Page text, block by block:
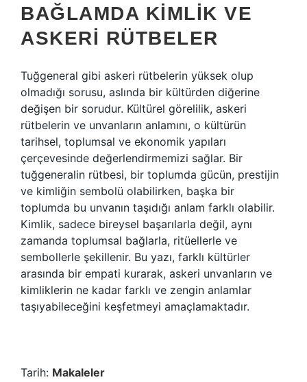
BAĞLAMDA KIMLIK VE
ASKERI RÜTBELER
Tuğgeneral gibi askeri rütbelerin yüksek olup
olmadığı sorusu, aslında bir kültürden diğerine
değişen bir sorudur. Kültürel görelilik, askeri
rütbelerin ve unvanların anlamını, o kültürün
tarihsel, toplumsal ve ekonomik yapıları
çerçevesinde değerlendirmemizi sağlar. Bir
tuğgeneralin rütbesi, bir toplumda gücün, prestijin
ve kimliğin sembolü olabilirken, başka bir
toplumda bu unvanın taşıdığı anlam farklı olabilir.
Kimlik, sadece bireysel başarılarla değil, aynı
zamanda toplumsal bağlarla, ritüellerle ve
sembollerle şekillenir. Bu yazı, farklı kültürler
arasında bir empati kurarak, askeri unvanların ve
kimliklerin ne kadar farklı ve zengin anlamlar
taşıyabileceğini keşfetmeyi amaçlamaktadır.
Tarih: Makaleler